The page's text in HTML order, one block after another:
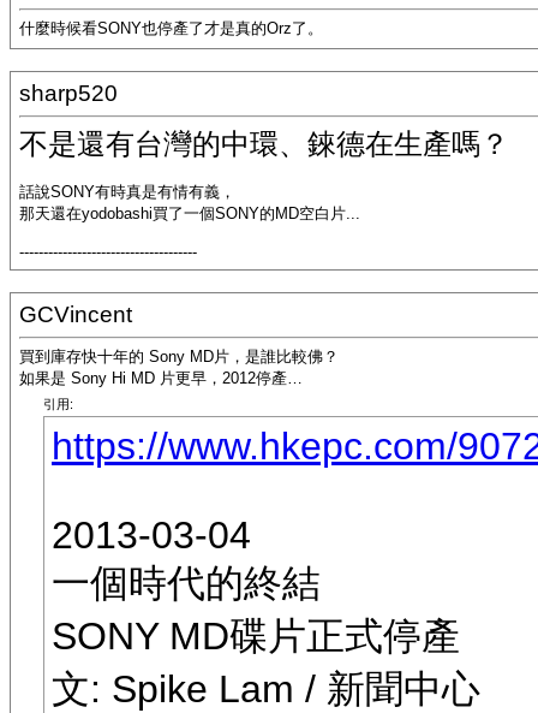
什麼時候看SONY也停產了才是真的Orz了。
sharp520
不是還有台灣的中環、錸德在生產嗎？
話說SONY有時真是有情有義，
那天還在yodobashi買了一個SONY的MD空白片...
-------------------------------------
GCVincent
買到庫存快十年的 Sony MD片，是誰比較佛？
如果是 Sony Hi MD 片更早，2012停產…
引用:
https://www.hkepc.com/
2013-03-04
一個時代的終結
SONY MD碟片正式停產
文: Spike Lam / 新聞中心